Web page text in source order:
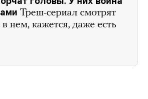
Треш-сериал смотрят
нем, кажется, даже есть